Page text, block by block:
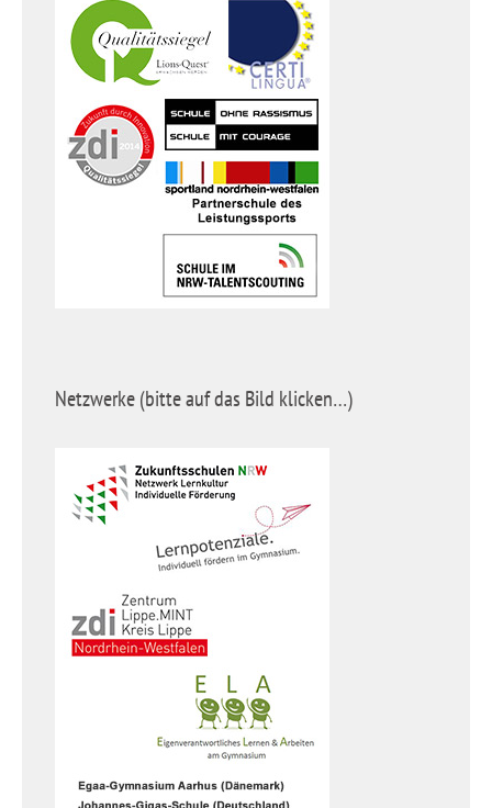
Netzwerke (bitte auf das Bild klicken…)